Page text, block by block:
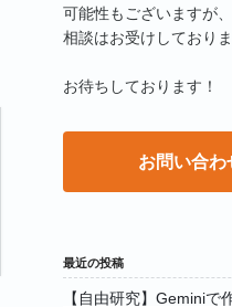
可能性もございますが
相談はお受けしておりま
お待ちしております！
お問い合わ
最近の投稿
【自由研究】Geminiで